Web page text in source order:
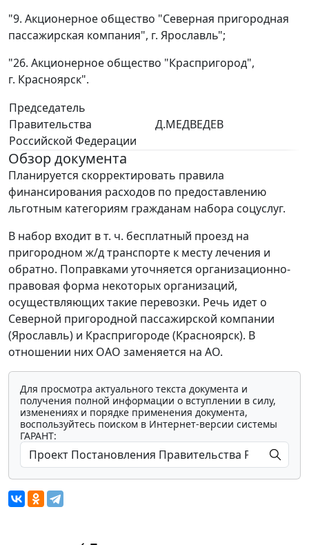
"9. Акционерное общество "Северная пригородная
пассажирская компания", г. Ярославль";
"26. Акционерное общество "Краспригород",
г. Красноярск".
Председатель
Правительства
Российской Федерации
Д.МЕДВЕДЕВ
Обзор документа
Планируется скорректировать правила
финансирования расходов по предоставлению
льготным категориям гражданам набора соцуслуг.
В набор входит в т. ч. бесплатный проезд на
пригородном ж/д транспорте к месту лечения и
обратно. Поправками уточняется организационно-
правовая форма некоторых организаций,
осуществляющих такие перевозки. Речь идет о
Северной пригородной пассажирской компании
(Ярославль) и Краспригороде (Красноярск). В
отношении них ОАО заменяется на АО.
Для просмотра актуального текста документа и
получения полной информации о вступлении в силу,
изменениях и порядке применения документа,
воспользуйтесь поиском в Интернет-версии системы
ГАРАНТ: